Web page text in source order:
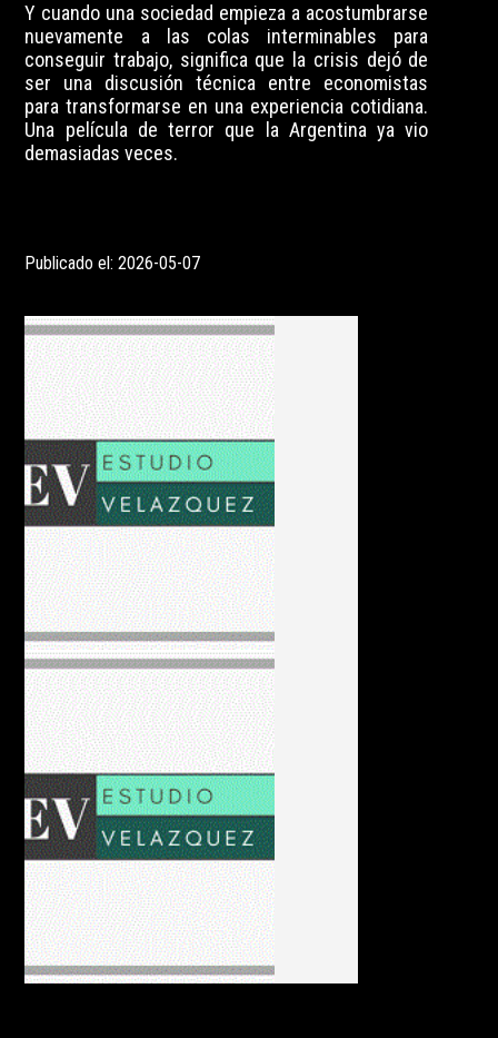
Y cuando una sociedad empieza a acostumbrarse
nuevamente a las colas interminables para
conseguir trabajo, significa que la crisis dejó de
ser una discusión técnica entre economistas
para transformarse en una experiencia cotidiana.
Una película de terror que la Argentina ya vio
demasiadas veces.
Publicado el: 2026-05-07